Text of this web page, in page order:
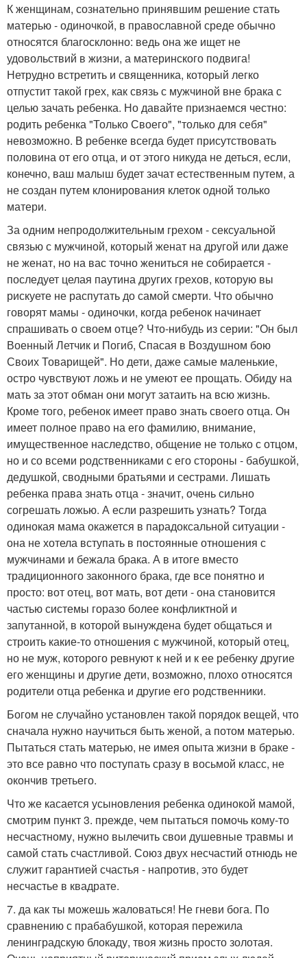
К женщинам, сознательно принявшим решение стать
матерью - одиночкой, в православной среде обычно
относятся благосклонно: ведь она же ищет не
удовольствий в жизни, а материнского подвига!
Нетрудно встретить и священника, который легко
отпустит такой грех, как связь с мужчиной вне брака с
целью зачать ребенка. Но давайте признаемся честно:
родить ребенка "Только Своего", "только для себя"
невозможно. В ребенке всегда будет присутствовать
половина от его отца, и от этого никуда не деться, если,
конечно, ваш малыш будет зачат естественным путем, а
не создан путем клонирования клеток одной только
матери.
За одним непродолжительным грехом - сексуальной
связью с мужчиной, который женат на другой или даже
не женат, но на вас точно жениться не собирается -
последует целая паутина других грехов, которую вы
рискуете не распутать до самой смерти. Что обычно
говорят мамы - одиночки, когда ребенок начинает
спрашивать о своем отце? Что-нибудь из серии: "Он был
Военный Летчик и Погиб, Спасая в Воздушном бою
Своих Товарищей". Но дети, даже самые маленькие,
остро чувствуют ложь и не умеют ее прощать. Обиду на
мать за этот обман они могут затаить на всю жизнь.
Кроме того, ребенок имеет право знать своего отца. Он
имеет полное право на его фамилию, внимание,
имущественное наследство, общение не только с отцом,
но и со всеми родственниками с его стороны - бабушкой,
дедушкой, сводными братьями и сестрами. Лишать
ребенка права знать отца - значит, очень сильно
согрешать ложью. А если разрешить узнать? Тогда
одинокая мама окажется в парадоксальной ситуации -
она не хотела вступать в постоянные отношения с
мужчинами и бежала брака. А в итоге вместо
традиционного законного брака, где все понятно и
просто: вот отец, вот мать, вот дети - она становится
частью системы горазо более конфликтной и
запутанной, в которой вынуждена будет общаться и
строить какие-то отношения с мужчиной, который отец,
но не муж, которого ревнуют к ней и к ее ребенку другие
его женщины и другие дети, возможно, плохо относятся
родители отца ребенка и другие его родственники.
Богом не случайно установлен такой порядок вещей, что
сначала нужно научиться быть женой, а потом матерью.
Пытаться стать матерью, не имея опыта жизни в браке -
это все равно что поступать сразу в восьмой класс, не
окончив третьего.
Что же касается усыновления ребенка одинокой мамой,
смотрим пункт 3. прежде, чем пытаться помочь кому-то
несчастному, нужно вылечить свои душевные травмы и
самой стать счастливой. Союз двух несчастий отнюдь не
служит гарантией счастья - напротив, это будет
несчастье в квадрате.
7. да как ты можешь жаловаться! Не гневи бога. По
сравнению с прабабушкой, которая пережила
ленинградскую блокаду, твоя жизнь просто золотая.